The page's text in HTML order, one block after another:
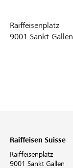
Raiffeisenplatz
9001 Sankt Gallen
Raiffeisen Suisse
Raiffeisenplatz
9001 Sankt Gallen